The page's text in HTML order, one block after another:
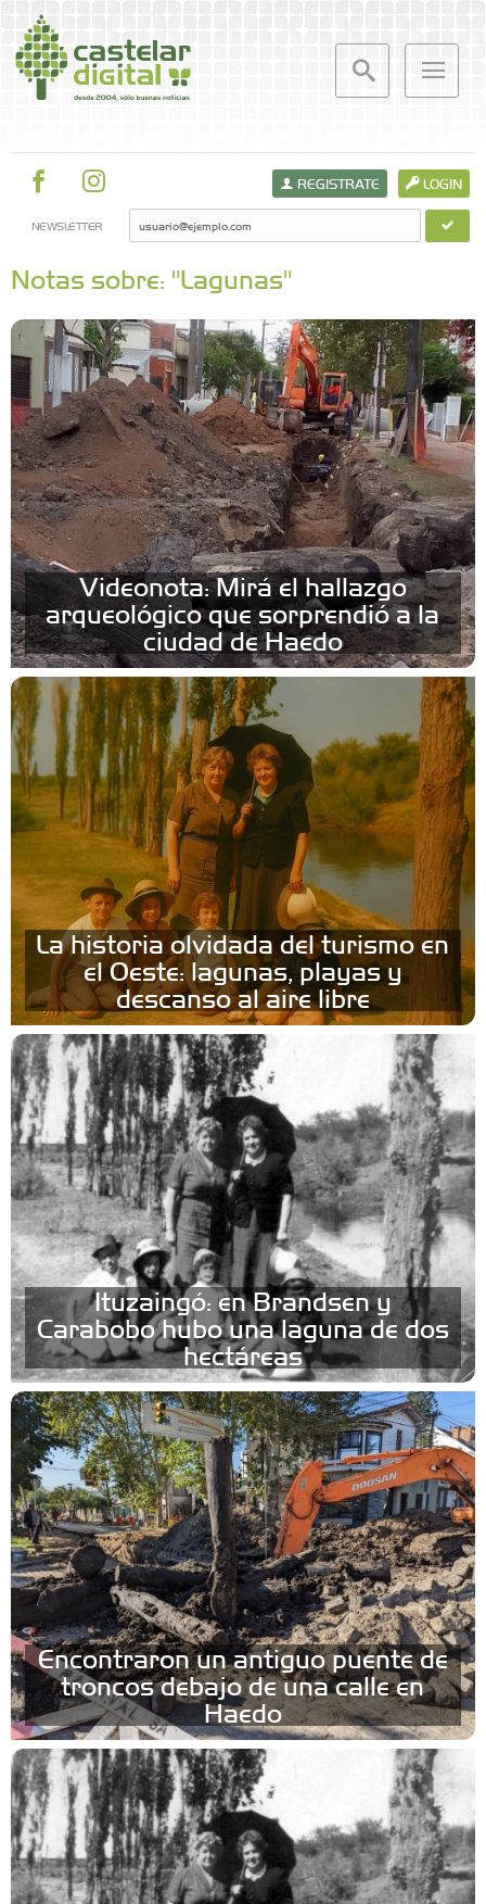
LOGIN
REGISTRATE
NEWSLETTER
Notas sobre: "Lagunas"
Videonota: Mirá el hallazgo
arqueológico que sorprendió a la
ciudad de Haedo
La historia olvidada del turismo en
el Oeste: lagunas, playas y
descanso al aire libre
Ituzaingó: en Brandsen y
Carabobo hubo una laguna de dos
hectáreas
Encontraron un antiguo puente de
troncos debajo de una calle en
Haedo